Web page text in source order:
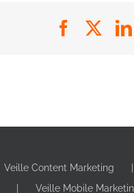
Facebook
Veille Content Marketing
Veille Mobile